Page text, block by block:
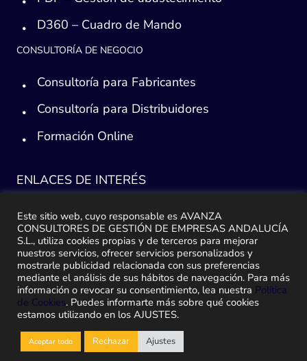
D360 – Cuadro de Mando
CONSULTORÍA DE NEGOCIO
Consultoría para Fabricantes
Consultoría para Distribuidores
Formación Online
ENLACES DE INTERÉS
Consultoría ERP Sage
Implantación ERP
Plan de ayuda Sage
Migración y traspaso de datos
Medidas Ley Antifraude
Este sitio web, cuyo responsable es AVANZA
CONSULTORES DE GESTIÓN DE EMPRESAS ANDALUCÍA
S.L., utiliza cookies propias y de terceros para mejorar
nuestros servicios, ofrecer servicios personalizados y
mostrarle publicidad relacionada con sus preferencias
mediante el análisis de sus hábitos de navegación. Para más
información o revocar su consentimiento, lea nuestra Política
de Cookies. Puedes informarte más sobre qué cookies
estamos utilizando en los AJUSTES.
Aceptar todo Rechazar Ajustes